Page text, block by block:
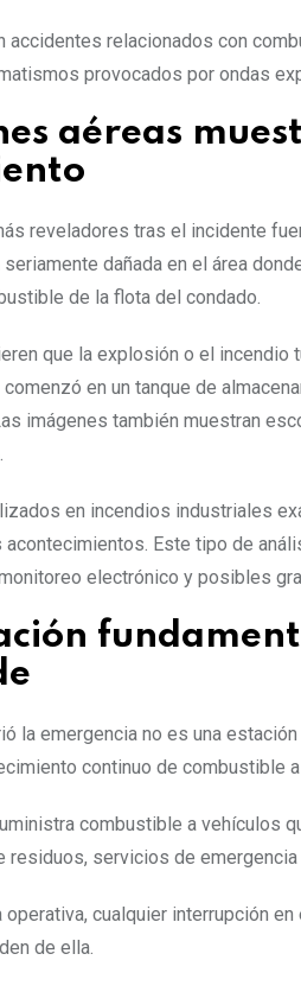
accidentes relacionados con
provocados por ondas
aéreas
reveladores tras el incidente
dañada en el área
de la flota del condado.
que la explosión o el incendio
en un tanque de
imágenes también muestran
en incendios industriales
acontecimientos. Este tipo de
electrónico y posibles
la emergencia no es una
continuo de combustible
combustible a vehículos
residuos, servicios de
operativa, cualquier interrupción
de ella.